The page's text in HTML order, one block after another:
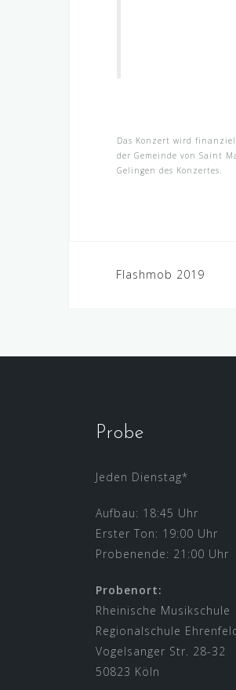
Das Konzert wird
der Gemeinde von Saint
Gelingen des Konzertes.
Flashmob 2019
Probe
Jeden Dienstag*
Aufbau: 18:45 Uhr
Erster Ton: 19:00 Uhr
Probenende: 21:00 Uhr
Probenort:
Rheinische Musikschule
Regionalschule
Vogelsanger Str. 28-32
50823 Köln